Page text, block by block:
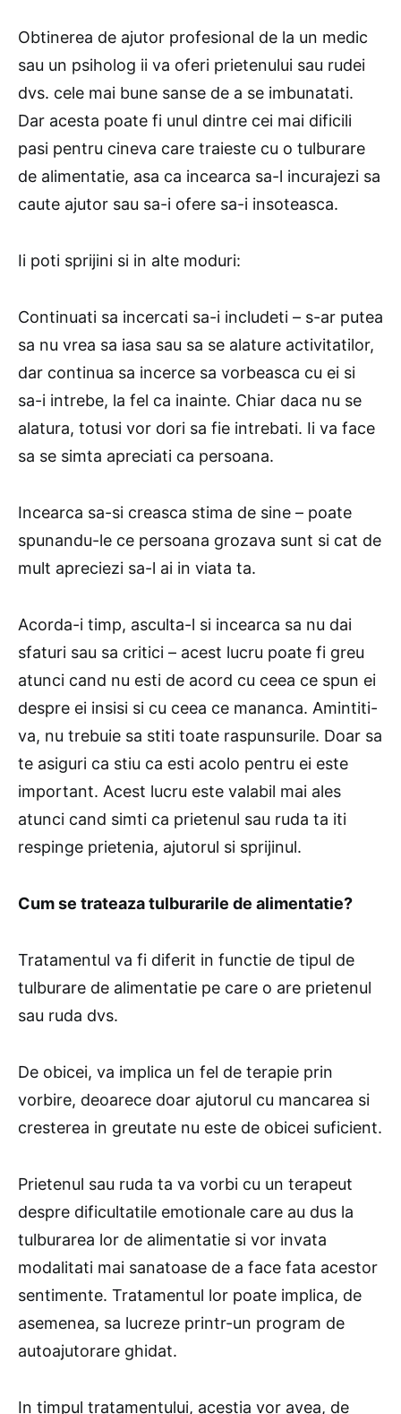
Obtinerea de ajutor profesional de la un medic
sau un psiholog ii va oferi prietenului sau rudei
dvs. cele mai bune sanse de a se imbunatati.
Dar acesta poate fi unul dintre cei mai dificili
pasi pentru cineva care traieste cu o tulburare
de alimentatie, asa ca incearca sa-l incurajezi sa
caute ajutor sau sa-i ofere sa-i insoteasca.
Ii poti sprijini si in alte moduri:
Continuati sa incercati sa-i includeti – s-ar putea
sa nu vrea sa iasa sau sa se alature activitatilor,
dar continua sa incerce sa vorbeasca cu ei si
sa-i intrebe, la fel ca inainte. Chiar daca nu se
alatura, totusi vor dori sa fie intrebati. Ii va face
sa se simta apreciati ca persoana.
Incearca sa-si creasca stima de sine – poate
spunandu-le ce persoana grozava sunt si cat de
mult apreciezi sa-l ai in viata ta.
Acorda-i timp, asculta-l si incearca sa nu dai
sfaturi sau sa critici – acest lucru poate fi greu
atunci cand nu esti de acord cu ceea ce spun ei
despre ei insisi si cu ceea ce mananca. Amintiti-
va, nu trebuie sa stiti toate raspunsurile. Doar sa
te asiguri ca stiu ca esti acolo pentru ei este
important. Acest lucru este valabil mai ales
atunci cand simti ca prietenul sau ruda ta iti
respinge prietenia, ajutorul si sprijinul.
Cum se trateaza tulburarile de alimentatie?
Tratamentul va fi diferit in functie de tipul de
tulburare de alimentatie pe care o are prietenul
sau ruda dvs.
De obicei, va implica un fel de terapie prin
vorbire, deoarece doar ajutorul cu mancarea si
cresterea in greutate nu este de obicei suficient.
Prietenul sau ruda ta va vorbi cu un terapeut
despre dificultatile emotionale care au dus la
tulburarea lor de alimentatie si vor invata
modalitati mai sanatoase de a face fata acestor
sentimente. Tratamentul lor poate implica, de
asemenea, sa lucreze printr-un program de
autoajutorare ghidat.
In timpul tratamentului, acestia vor avea, de